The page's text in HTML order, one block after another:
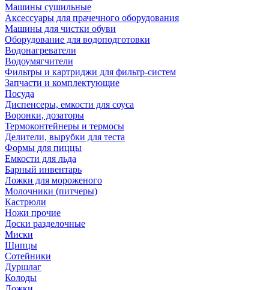
Машины сушильные
Аксессуары для прачечного оборудования
Машины для чистки обуви
Оборудование для водоподготовки
Водонагреватели
Водоумягчители
Фильтры и картриджи для фильтр-систем
Запчасти и комплектующие
Посуда
Диспенсеры, емкости для соуса
Воронки, дозаторы
Термоконтейнеры и термосы
Делители, вырубки для теста
Формы для пиццы
Емкости для льда
Барный инвентарь
Ложки для мороженого
Молочники (питчеры)
Кастрюли
Ножи прочие
Доски разделочные
Миски
Щипцы
Сотейники
Дуршлаг
Колоды